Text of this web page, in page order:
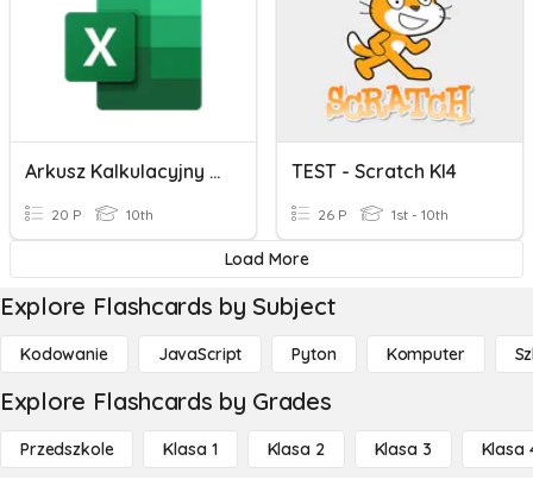
Arkusz Kalkulacyjny Excel
20 P 10th
TEST - Scratch Kl4
26 P 1st - 10th
Load More
Explore Flashcards by Subject
Kodowanie JavaScript Pyton Komputer
Explore Flashcards by Grades
Przedszkole Klasa 1 Klasa 2 Klasa 3 Klasa